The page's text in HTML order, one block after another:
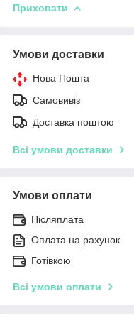
Приховати
Умови доставки
Нова Пошта
Самовивіз
Доставка поштою
Всі умови доставки
Умови оплати
Післяплата
Оплата на рахунок
Готівкою
Всі умови оплати